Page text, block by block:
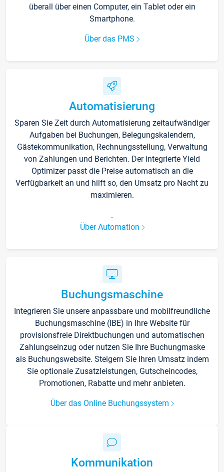
überall über einen Computer, ein Tablet oder ein
Smartphone.
Über das PMS
Automatisierung
Sparen Sie Zeit durch Automatisierung zeitaufwändiger
Aufgaben bei Buchungen, Belegungskalendern,
Gästekommunikation, Rechnungsstellung, Verwaltung
von Zahlungen und Berichten. Der integrierte Yield
Optimizer passt die Preise automatisch an die
Verfügbarkeit an und hilft so, den Umsatz pro Nacht zu
maximieren.
.
Über Automation
Buchungsmaschine
Integrieren Sie unsere anpassbare und mobilfreundliche
Buchungsmaschine (IBE) in Ihre Website für
provisionsfreie Direktbuchungen und automatischen
Zahlungseinzug oder nutzen Sie Ihre Buchungmaske
als Buchungswebsite. Steigern Sie Ihren Umsatz indem
Sie optionale Zusatzleistungen, Gutscheincodes,
Promotionen, Rabatte und mehr anbieten.
Über das Online Buchungssystem
Kommunikation